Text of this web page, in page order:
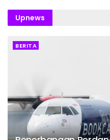
Upnews
BERITA